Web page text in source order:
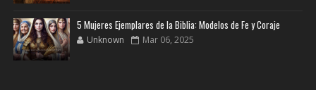
5 Mujeres Ejemplares de la Biblia: Modelos de Fe y Coraje
Unknown Mar 06, 2025